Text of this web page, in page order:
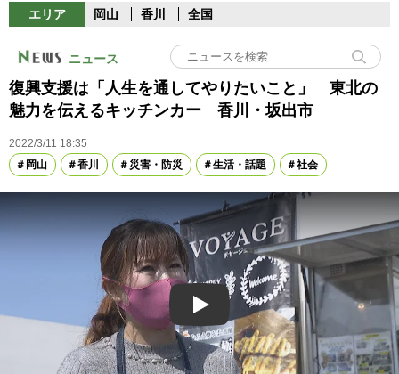
エリア 岡山 香川 全国
ニュース
復興支援は「人生を通してやりたいこと」 東北の
魅力を伝えるキッチンカー 香川・坂出市
2022/3/11 18:35
岡山
香川 災害・防災 生活・話題 社会
Play